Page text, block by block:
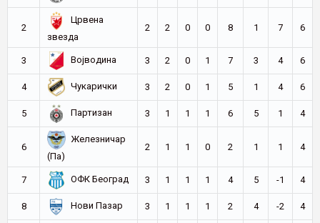
2
Црвена
звезда
2 2 0 0 8 1 7 6
3 Војводина 3 2 0 1 7 3 4 6
4 Чукарички 3 2 0 1 5 1 4 6
5 Партизан 3 1 1 1 6 5 1 4
6
Железничар
(Па)
2 1 1 0 2 1 1 4
7 ОФК Београд 3 1 1 1 4 5 -1 4
8 Нови Пазар 3 1 1 1 2 4 -2 4